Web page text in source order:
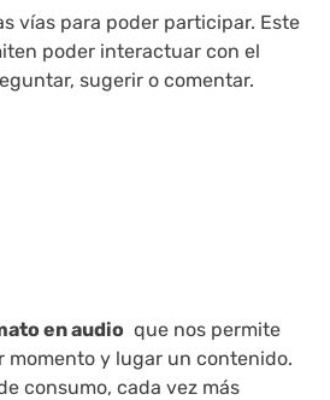
vías para poder participar. Este
poder interactuar con el
sugerir o comentar.
en audio que nos permite
momento y lugar un contenido.
consumo, cada vez más